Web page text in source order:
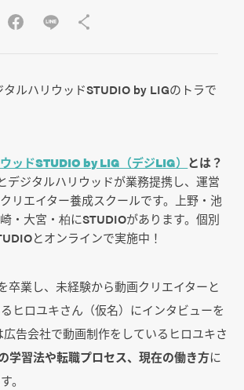
タルハリウッドSTUDIO by LIGのトラで
ッドSTUDIO by LIG（デジLIG） とは？
デジタルハリウッドが業務提携し、運営
リエイター養成スクールです。上野・池
・大宮・柏にSTUDIOがあります。個別
とオンラインで実施中！
卒業し、未経験から動画クリエイターと
ヒロユキさん（仮名）にインタビューを
広告会社で動画制作をしているヒロユキさ
学習法や転職プロセス、現在の働き方に
。